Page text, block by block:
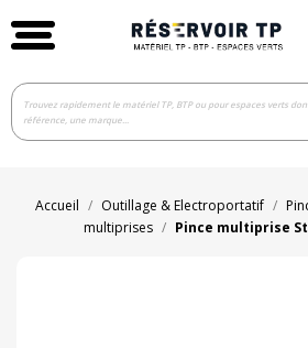
Accueil Outillage & Electroportatif
multiprises
Pince multiprise